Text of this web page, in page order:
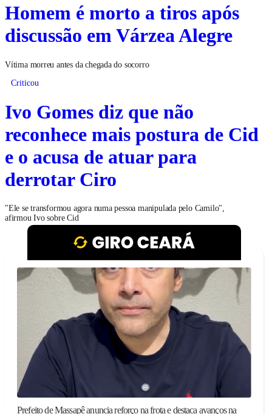
Homem é morto a tiros após
discussão em Várzea Alegre
Vítima morreu antes da chegada do socorro
Criticou
Ivo Gomes diz que não
reconhece mais postura de Cid
e o acusa de atuar para
derrotar Ciro
"Ele se transformou agora numa pessoa manipulada pelo Camilo",
afirmou Ivo sobre Cid
Prefeito de Massapê anuncia reforço na frota e destaca avanços na